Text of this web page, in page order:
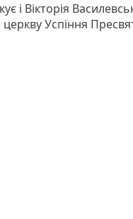
і Вікторія
Успіння